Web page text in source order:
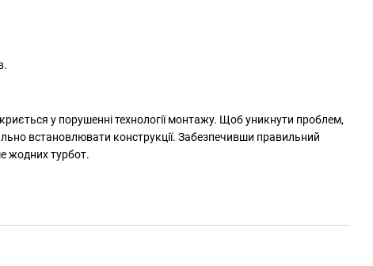
у порушенні технології монтажу. Щоб уникнути проблем,
встановлювати конструкції. Забезпечивши правильний
жодних турбот.